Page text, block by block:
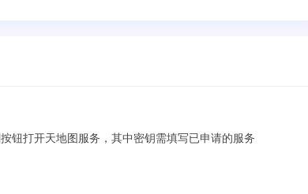
按钮打开天地图服务，其中密钥需填写已申请的服务